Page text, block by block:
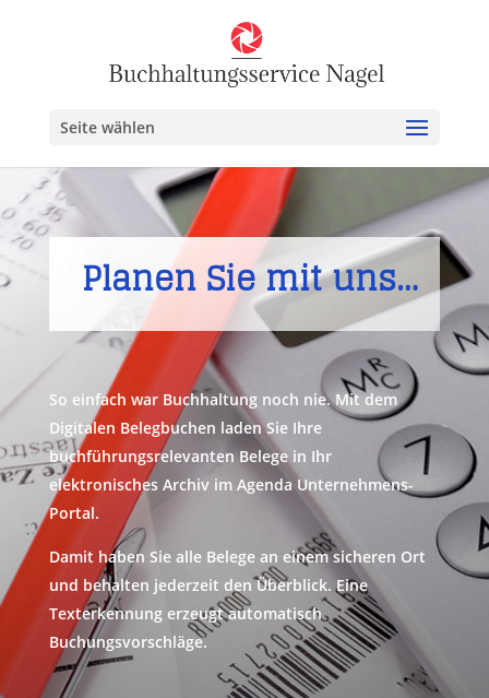
Seite wählen
Planen Sie mit uns…
So einfach war Buchhaltung noch nie. Mit dem
Digitalen Belegbuchen laden Sie Ihre
buchführungsrelevanten Belege in Ihr
elektronisches Archiv im Agenda Unternehmens-
Portal.
Damit haben Sie alle Belege an einem sicheren Ort
und behalten jederzeit den Überblick. Eine
Texterkennung erzeugt automatisch
Buchungsvorschläge.